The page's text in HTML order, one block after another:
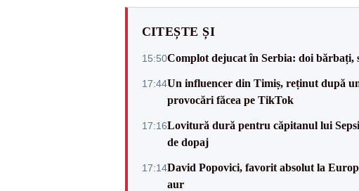
CITEȘTE ȘI
15:50Complot dejucat în Serbia: doi bărbați,
17:44Un influencer din Timiș, reținut după
provocări făcea pe TikTok
17:16Lovitură dură pentru căpitanul lui
de dopaj
17:14David Popovici, favorit absolut la
aur